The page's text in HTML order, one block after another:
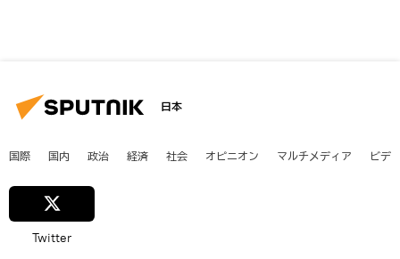
日本
国際 国内 政治 経済 社会 オピニオン マルチメディア ビデ
Twitter